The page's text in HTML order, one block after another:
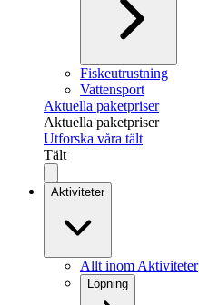
Fiskeutrustning
Vattensport
Aktuella paketpriser
Aktuella paketpriser
Utforska våra tält
Tält
Aktiviteter
Allt inom Aktiviteter
Löpning